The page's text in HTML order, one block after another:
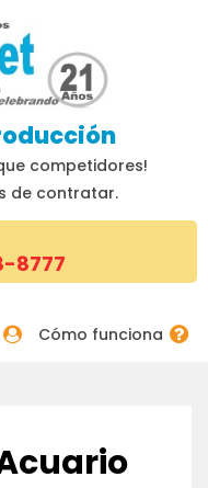
competidores!
de contratar.
Cómo funciona
8777